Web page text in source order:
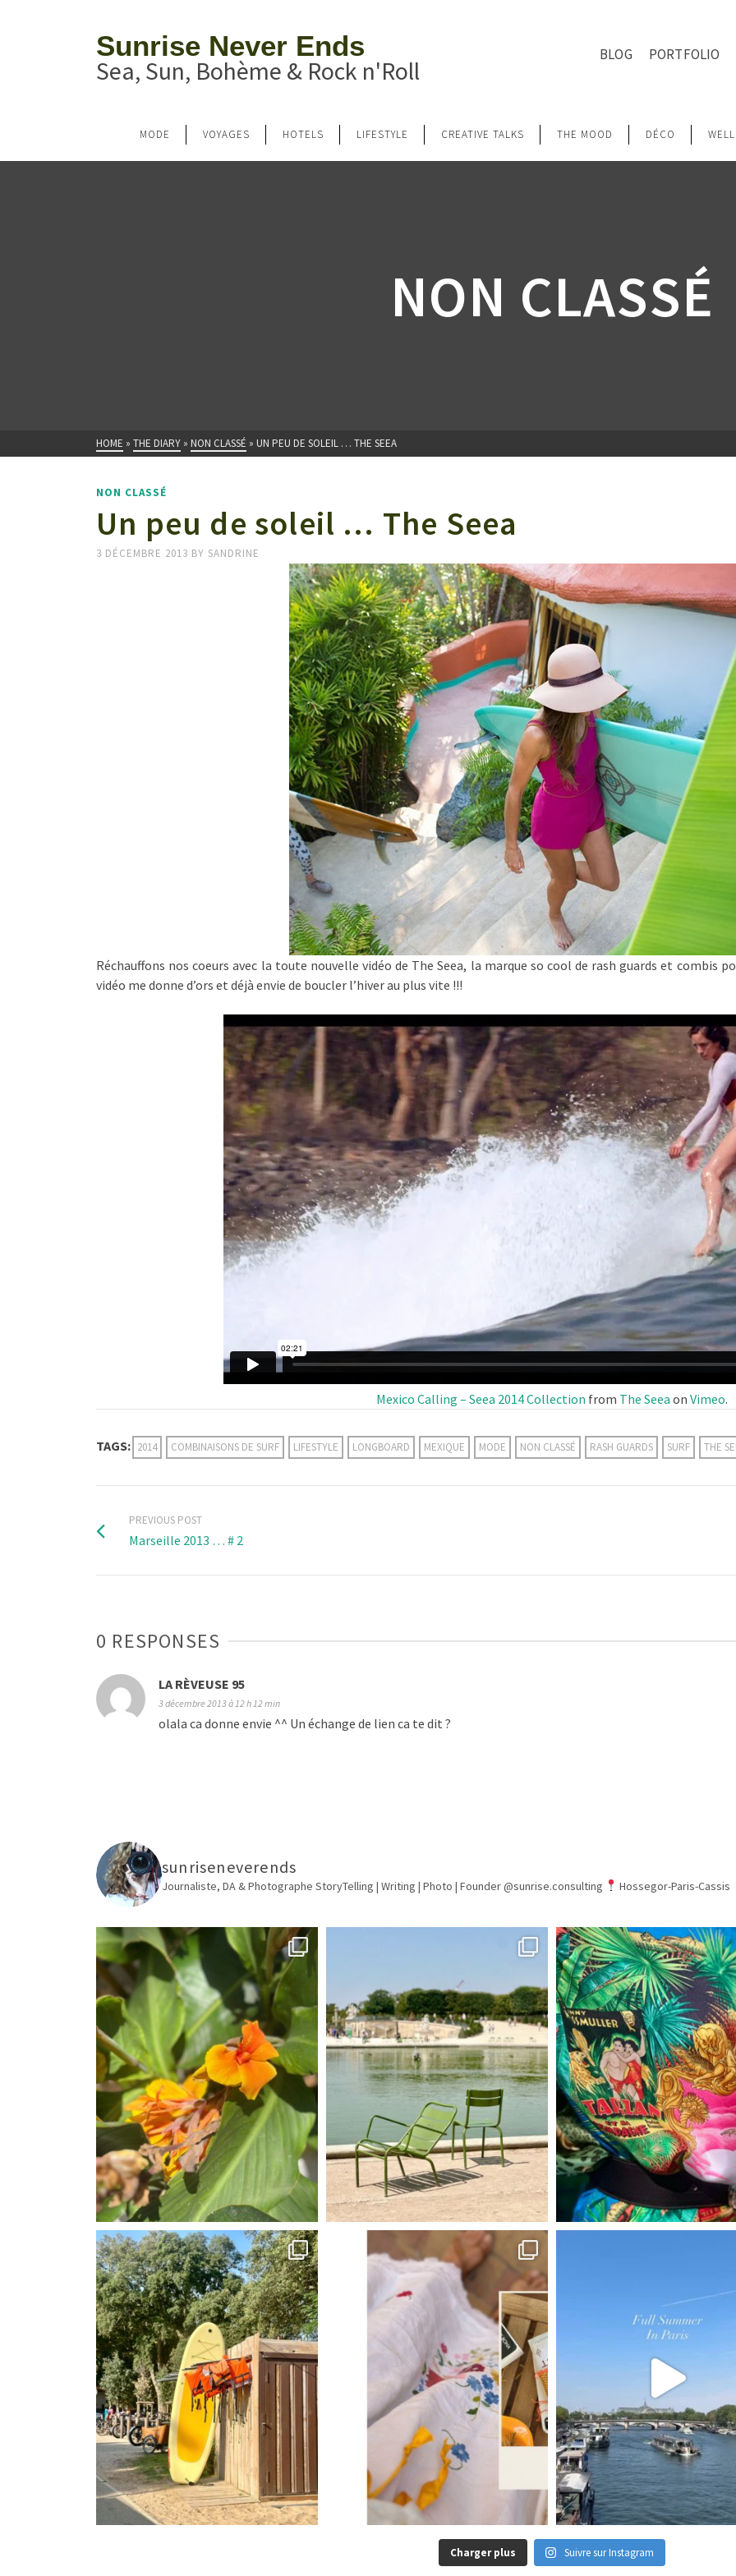
Sunrise Never Ends
Sea, Sun, Bohème & Rock n'Roll
BLOG PORTFOLIO
MODE VOYAGES HOTELS LIFESTYLE CREATIVE TALKS THE MOOD DÉCO
NON CLASSÉ
HOME » THE DIARY » NON CLASSÉ » UN PEU DE SOLEIL … THE SEEA
NON CLASSÉ
Un peu de soleil … The Seea
3 DÉCEMBRE 2013 BY SANDRINE
Réchauffons nos coeurs avec la toute nouvelle vidéo de The Seea, la marque so cool de rash guards et
vidéo me donne d’ors et déjà envie de boucler l’hiver au plus vite !!!
Mexico Calling – Seea 2014 Collection from The Seea on Vimeo.
TAGS: 2014 COMBINAISONS DE SURF LIFESTYLE LONGBOARD MEXIQUE MODE NON CLASSÉ RASH GUARDS SURF THE
PREVIOUS POST
Marseille 2013 … # 2
0 RESPONSES
LA RÈVEUSE 95
3 décembre 2013 à 12 h 12 min
olala ca donne envie ^^ Un échange de lien ca te dit ?
sunriseneverends
Journaliste, DA & Photographe StoryTelling | Writing | Photo | Founder @sunrise.consulting Hossegor-Paris-Cassis
Charger plus Suivre sur Instagram